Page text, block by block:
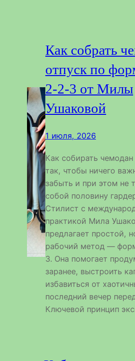
Как собрать
отпуск по
2-2-3 от Милы
Ушаковой
1 июля, 2026
Как собирать чемодан
так, чтобы ничего
забыть и при этом не
собой половину
Стилист с
практикой Мила
предлагает простой,
рабочий метод —
3. Она помогает
заранее, выстроить
избавиться от
последний вечер
Ключевой принцип